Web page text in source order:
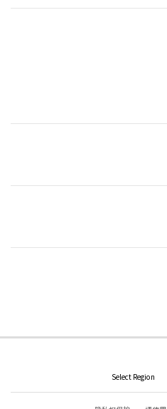
Select Region